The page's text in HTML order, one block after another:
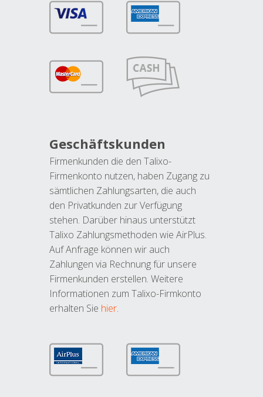
Geschäftskunden
Firmenkunden die den Talixo-
Firmenkonto nutzen, haben Zugang zu
sämtlichen Zahlungsarten, die auch
den Privatkunden zur Verfügung
stehen. Darüber hinaus unterstützt
Talixo Zahlungsmethoden wie AirPlus.
Auf Anfrage können wir auch
Zahlungen via Rechnung für unsere
Firmenkunden erstellen. Weitere
Informationen zum Talixo-Firmkonto
erhalten Sie hier.